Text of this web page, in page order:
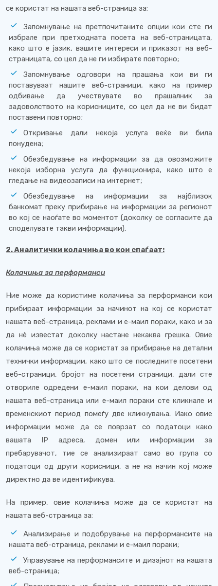
се користат на нашата веб-страница за:
Запомнување на претпочитаните опции кои сте ги
избрале при претходната посета на веб-страницата,
како што е јазик, вашите интереси и приказот на веб-
страницата, со цел да не ги избирате повторно;
Запомнување одговори на прашања кои ви ги
поставуваат нашите веб-страници, како на пример
одбивање да учествувате во прашалник за
задоволството на корисниците, со цел да не ви бидат
поставени повторно;
Откривање дали некоја услуга веќе ви била
понудена;
Обезбедување на информации за да овозможите
некоја изборна услуга да функционира, како што е
гледање на видеозаписи на интернет;
Обезбедување на информации за најблизок
банкомат преку прибирање на информации за регионот
во кој се наоѓате во моментот (доколку се согласите да
споделувате такви информации).
2. Аналитички колачиња во кои спаѓаат:
Колачиња за перформанси
Ние може да користиме колачиња за перформанси кои
прибираат информации за начинот на кој се користат
нашата веб-страница, реклами и е-маил пораки, како и за
да нè известат доколку настане некаква грешка. Овие
колачиња може да се користат за прибирање на детални
технички информации, како што се последните посетени
веб-страници, бројот на посетени страници, дали сте
отвориле одредени е-маил пораки, на кои делови од
нашата веб-страница или е-маил пораки сте кликнале и
временскиот период помеѓу две кликнувања. Иако овие
информации може да се поврзат со податоци како
вашата IP адреса, домен или информации за
пребарувачот, тие се анализираат само во група со
податоци од други корисници, а не на начин кој може
директно да ве идентификува.
На пример, овие колачиња може да се користат на
нашата веб-страница за:
Анализирање и подобрување на перформансите на
нашата веб-страница, реклами и е-маил пораки;
Управување на перформансите и дизајнот на нашата
веб-страница;